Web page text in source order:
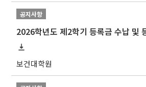
공지사항
보건대학원